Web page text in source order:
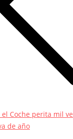
el Coche perita mil
de año